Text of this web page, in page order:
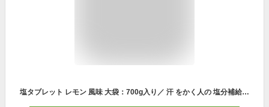
塩タブレット レモン 風味 大袋：700g入り／ 汗 をかく人の 塩分補給 熱中症対策 に最適！ 瞬間口どけ元気をチャージ！塩飴 より 携帯 配布 保管し易い 塩ラムネ 塩 タブレット 現場 工事 作業 ジム スポーツ イベント 業務用 に最適 ／同時購入限定販売 品 [返品不可]